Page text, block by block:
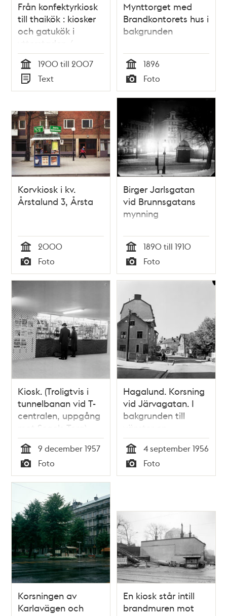
Från konfektyrkiosk
till thaikök : kiosker
och gatukök i
ytterstaden /
artikelförfattare:
Christina Andersson
...
Tid
1900 till 2007
Typ
Text
Mynttorget med
Brandkontorets hus i
bakgrunden
Tid
1896
Typ
Foto
Korvkiosk i kv.
Årstalund 3, Årsta
Tid
2000
Typ
Foto
Birger Jarlsgatan
vid Brunnsgatans
mynning
Tid
1890 till 1910
Typ
Foto
Kiosk. (Troligtvis i
tunnelbanan vid T-
centralen, uppgång
mot Segels Torg)
Tid
9 december 1957
Typ
Foto
Hagalund. Korsning
vid Järvagatan. I
bakgrunden till
vänster en
skomakarbutik och
till höger en kiosk
Tid
4 september 1956
Typ
Foto
Korsningen av
Karlavägen och
En kiosk står intill
brandmuren mot